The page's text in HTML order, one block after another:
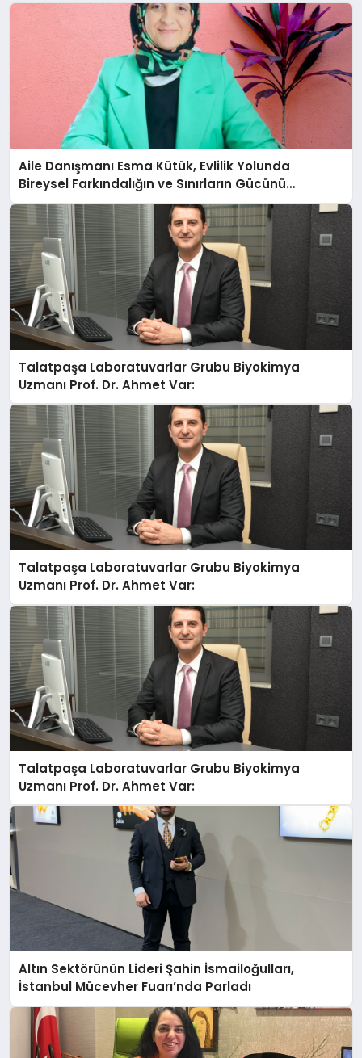
Aile Danışmanı Esma Kütük, Evlilik Yolunda
Bireysel Farkındalığın ve Sınırların Gücünü
Anlatıyor
Talatpaşa Laboratuvarlar Grubu Biyokimya
Uzmanı Prof. Dr. Ahmet Var:
Talatpaşa Laboratuvarlar Grubu Biyokimya
Uzmanı Prof. Dr. Ahmet Var:
Talatpaşa Laboratuvarlar Grubu Biyokimya
Uzmanı Prof. Dr. Ahmet Var:
Altın Sektörünün Lideri Şahin İsmailoğulları,
İstanbul Mücevher Fuarı’nda Parladı ￼